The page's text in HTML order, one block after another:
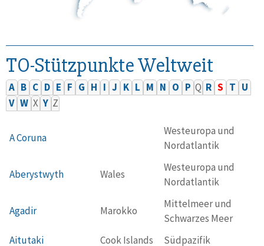
TO-Stützpunkte Weltweit
A B C D E F G H I J K L M N O P Q R S T U
V W X Y Z
A Coruna
Westeuropa und
Nordatlantik
Aberystwyth Wales
Westeuropa und
Nordatlantik
Agadir Marokko
Mittelmeer und
Schwarzes Meer
Aitutaki
Cook Islands
Südpazifik